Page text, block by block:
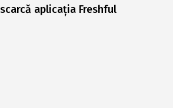
aplicația Freshful